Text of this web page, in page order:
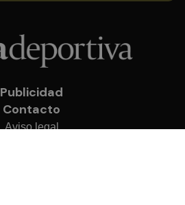
Publicidad
Contacto
Aviso legal